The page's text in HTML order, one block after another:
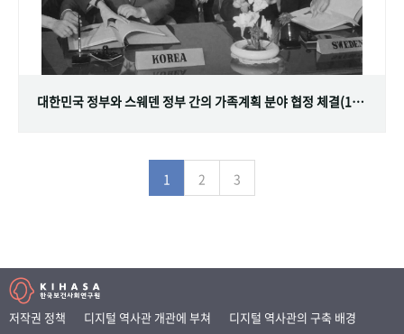
대한민국 정부와 스웨덴 정부 간의 가족계획 분야 협정 체결(1968.07.12)
1 2 3
저작권 정책 디지털 역사관 개관에 부쳐
디지털 역사관의 구축 배경